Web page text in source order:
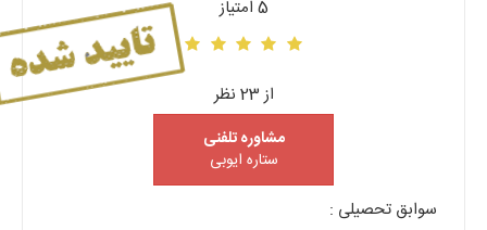
5 امتیاز
از 23 نظر
مشاوره تلفنی
ستاره ایوبی
سوابق تحصیلی :